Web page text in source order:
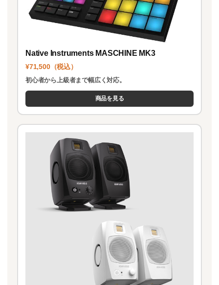
Native Instruments MASCHINE MK3
¥71,500（税込）
初心者から上級者まで幅広く対応。
商品を見る